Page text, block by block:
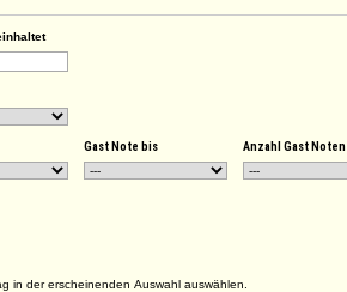
Gast Note bis Anzahl Gast Noten
in der erscheinenden Auswahl auswählen.